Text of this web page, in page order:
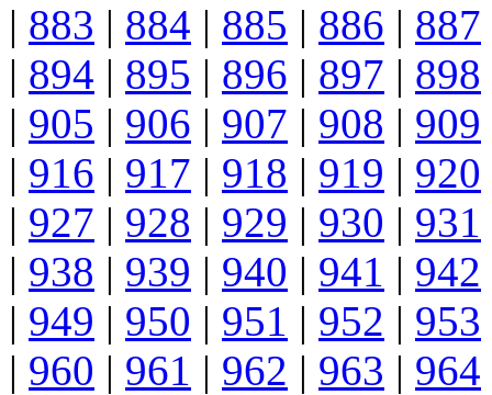
| 883 | 884 | 885 | 886 | 887
| 894 | 895 | 896 | 897 | 898
| 905 | 906 | 907 | 908 | 909
| 916 | 917 | 918 | 919 | 920
| 927 | 928 | 929 | 930 | 931
| 938 | 939 | 940 | 941 | 942
| 949 | 950 | 951 | 952 | 953
| 960 | 961 | 962 | 963 | 964